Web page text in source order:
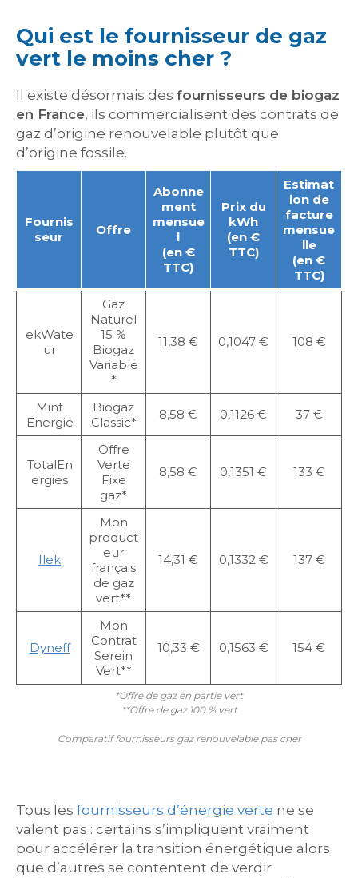
Qui est le fournisseur de gaz
vert le moins cher ?
Il existe désormais des fournisseurs de biogaz
en France, ils commercialisent des contrats de
gaz d’origine renouvelable plutôt que
d’origine fossile.
Fournis
seur
Offre
Abonne
ment
mensue
l
(en €
TTC)
Prix du
kWh
(en €
TTC)
Estimat
ion de
facture
mensue
lle
(en €
TTC)
ekWate
ur
Gaz
Naturel
15 %
Biogaz
Variable
*
11,38 € 0,1047 € 108 €
Mint
Energie
Biogaz
Classic*
8,58 € 0,1126 € 37 €
TotalEn
ergies
Offre
Verte
Fixe
gaz*
8,58 € 0,1351 € 133 €
Ilek
Mon
product
eur
français
de gaz
vert**
14,31 € 0,1332 € 137 €
Dyneff
Mon
Contrat
Serein
Vert**
10,33 € 0,1563 € 154 €
*Offre de gaz en partie vert
**Offre de gaz 100 % vert
Comparatif fournisseurs gaz renouvelable pas cher
Tous les fournisseurs d’énergie verte ne se
valent pas : certains s’impliquent vraiment
pour accélérer la transition énergétique alors
que d’autres se contentent de verdir